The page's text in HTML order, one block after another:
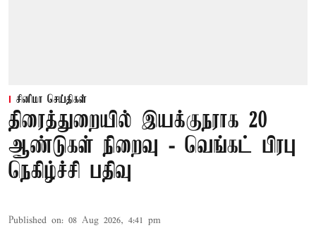
சினிமா செய்திகள்
திரைத்துறையில் இயக்குநராக 20
ஆண்டுகள் நிறைவு - வெங்கட் பிரபு
நெகிழ்ச்சி பதிவு
Published on: 08 Aug 2026, 4:41 pm